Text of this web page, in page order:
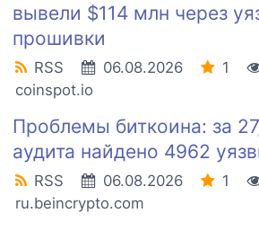
вывели $114 млн через
прошивки
RSS 06.08.2026 1
coinspot.io
Проблемы биткоина: за
аудита найдено 4962
RSS 06.08.2026 1
ru.beincrypto.com